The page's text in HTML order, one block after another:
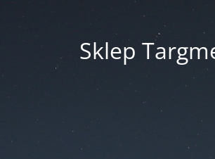
Sklep